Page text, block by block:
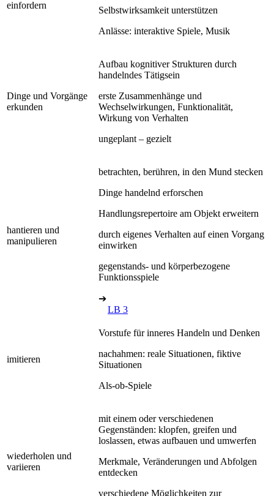
einfordern
Selbstwirksamkeit unterstützen
Anlässe: interaktive Spiele, Musik
Dinge und Vorgänge
erkunden
Aufbau kognitiver Strukturen durch
handelndes Tätigsein
erste Zusammenhänge und
Wechselwirkungen, Funktionalität,
Wirkung von Verhalten
ungeplant – gezielt
hantieren und
manipulieren
betrachten, berühren, in den Mund stecken
Dinge handelnd erforschen
Handlungsrepertoire am Objekt erweitern
durch eigenes Verhalten auf einen Vorgang
einwirken
gegenstands- und körperbezogene
Funktionsspiele
➔
LB 3
imitieren
Vorstufe für inneres Handeln und Denken
nachahmen: reale Situationen, fiktive
Situationen
Als-ob-Spiele
wiederholen und
variieren
mit einem oder verschiedenen
Gegenständen: klopfen, greifen und
loslassen, etwas aufbauen und umwerfen
Merkmale, Veränderungen und Abfolgen
entdecken
verschiedene Möglichkeiten zur